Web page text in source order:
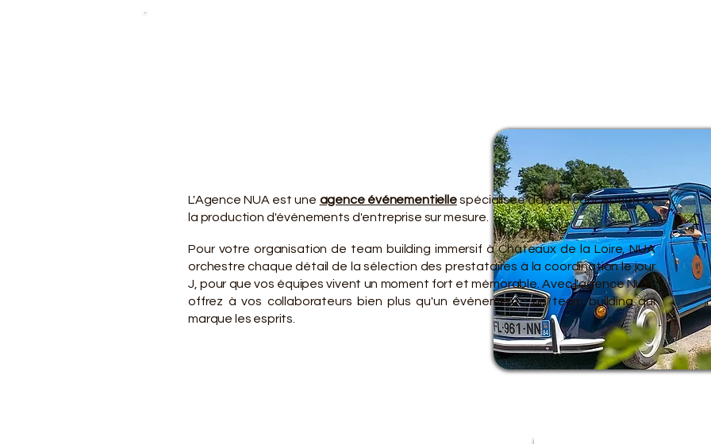
VOTRE
VOTRE
L'Agence NUA est une agence événementielle spécialisée dans la conception et
la production d'événements d'entreprise sur mesure.
Pour votre organisation de team building immersif à Châteaux de la Loire, NUA
orchestre chaque détail de la sélection des prestataires à la coordination le jour
J, pour que vos équipes vivent un moment fort et mémorable. Avec l'agence NUA,
offrez à vos collaborateurs bien plus qu'un événement : un team building qui
marque les esprits.